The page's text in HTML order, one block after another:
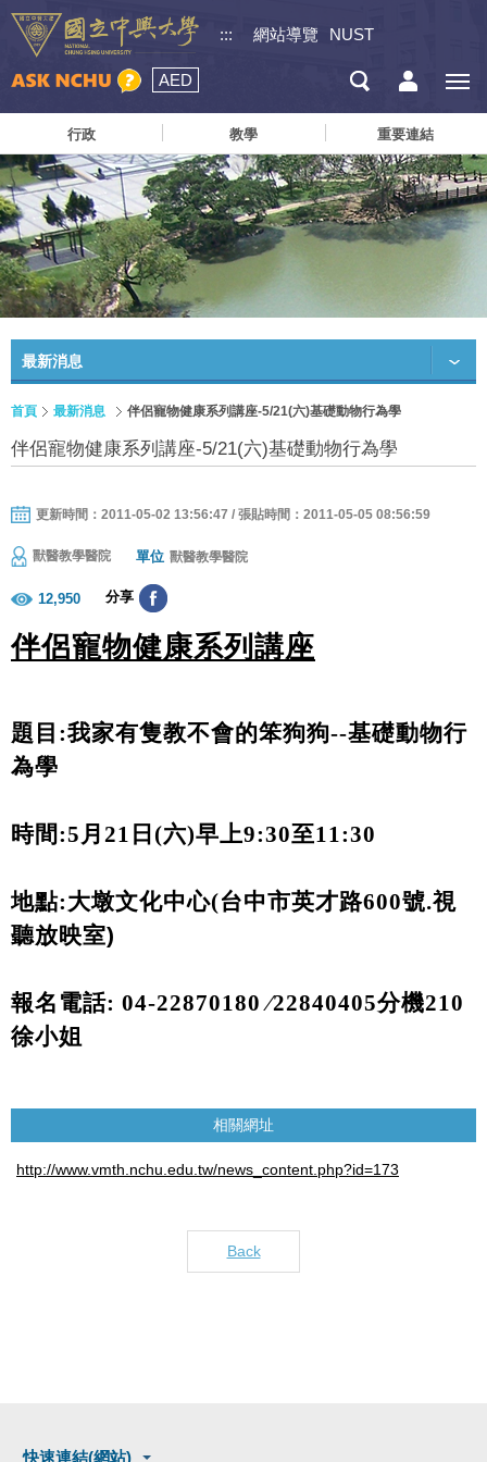
::: 網站導覽 NUST
AED
行政 教學 重要連結
最新消息
首頁 最新消息 伴侶寵物健康系列講座-5/21(六)基礎動物行為學
伴侶寵物健康系列講座-5/21(六)基礎動物行為學
更新時間：2011-05-02 13:56:47 / 張貼時間：2011-05-05 08:56:59
獸醫教學醫院 單位 獸醫教學醫院
12,950 分享
伴侶寵物健康系列講座
題目 :我家有隻教不會的笨狗狗--基礎動物行
為學
時間 :5 月 21 日 (六)早上9:30至11:30
地點:大墩文化中心(台中市英才路600號.視
聽放映室)
報名電話: 04-22870180∕22840405分機210
徐小姐
相關網址
http://www.vmth.nchu.edu.tw/news_content.php?id=173
Back
快速連結(網站)